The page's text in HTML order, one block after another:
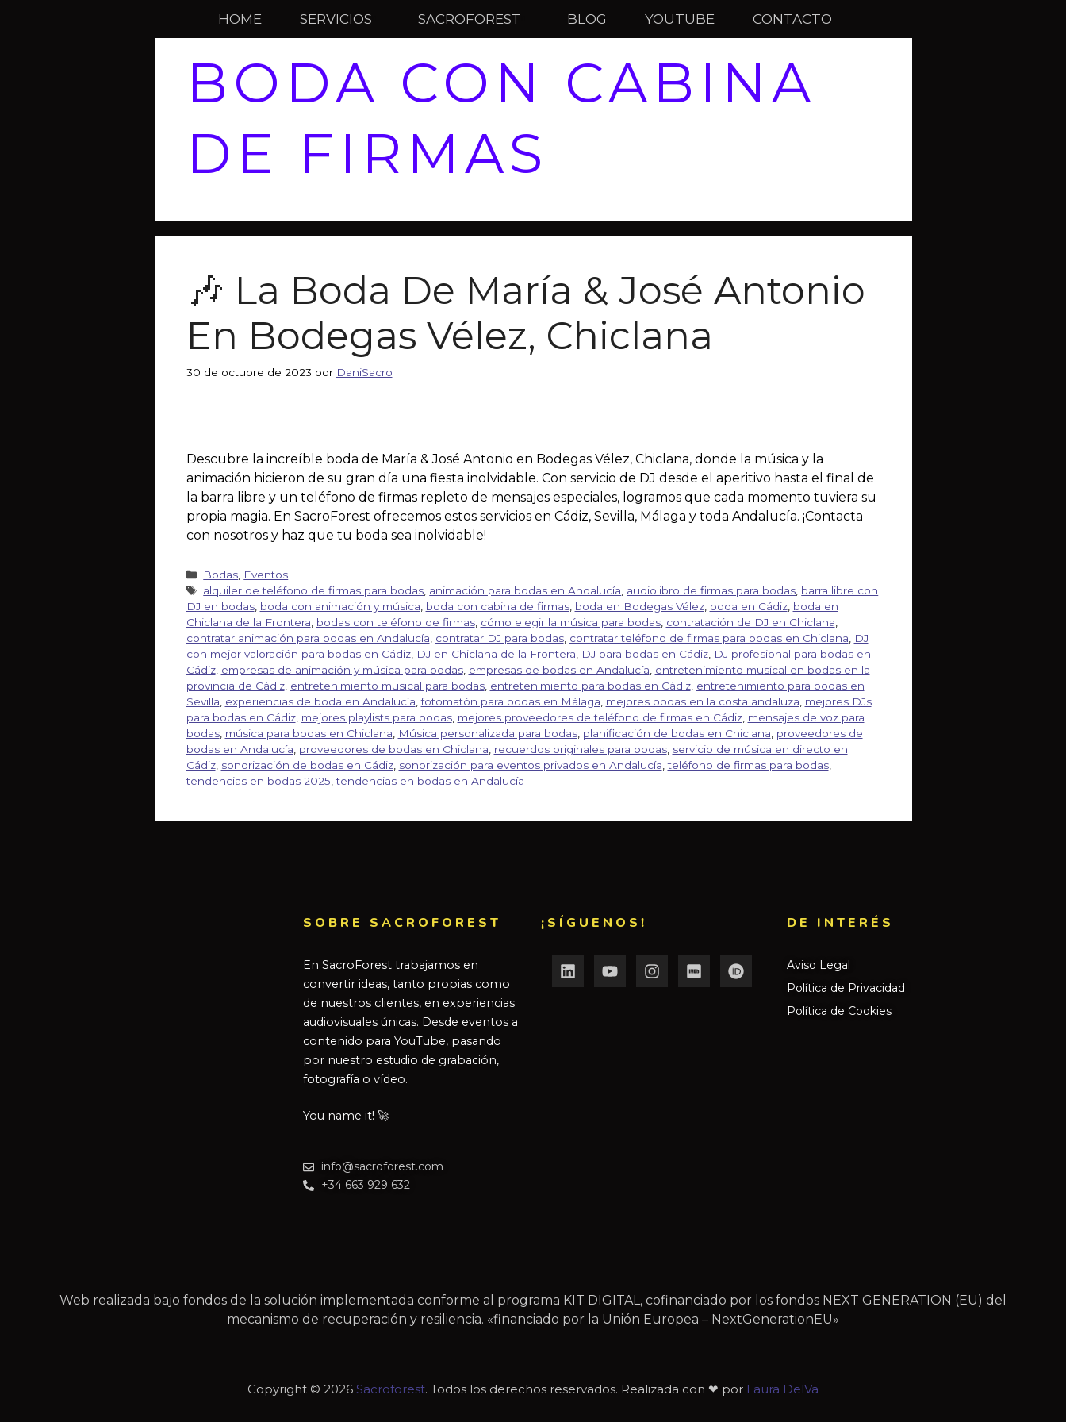
HOME SERVICIOS SACROFOREST BLOG YOUTUBE CONTACTO
BODA CON CABINA
DE FIRMAS
🎶 La Boda De María & José Antonio
En Bodegas Vélez, Chiclana
30 de octubre de 2023 por DaniSacro
Descubre la increíble boda de María & José Antonio en Bodegas Vélez, Chiclana, donde la música y la
animación hicieron de su gran día una fiesta inolvidable. Con servicio de DJ desde el aperitivo hasta el final de
la barra libre y un teléfono de firmas repleto de mensajes especiales, logramos que cada momento tuviera su
propia magia. En SacroForest ofrecemos estos servicios en Cádiz, Sevilla, Málaga y toda Andalucía. ¡Contacta
con nosotros y haz que tu boda sea inolvidable!
Bodas Eventos
alquiler de teléfono de firmas para bodas animación para bodas en Andalucía audiolibro de firmas para bodas barra libre con
DJ en bodas, boda con animación y música boda con cabina de firmas, boda en Bodegas Vélez, boda en Cádiz, boda en
Chiclana de la Frontera bodas con teléfono de firmas, cómo elegir la música para bodas, contratación de DJ en Chiclana
contratar animación para bodas en Andalucía contratar DJ para bodas, contratar teléfono de firmas para bodas en Chiclana
DJ
con mejor valoración para bodas en Cádiz, DJ en Chiclana de la Frontera DJ para bodas en Cádiz, DJ profesional para bodas en
Cádiz, empresas de animación y música para bodas, empresas de bodas en Andalucía entretenimiento musical en bodas en la
provincia de Cádiz, entretenimiento musical para bodas, entretenimiento para bodas en Cádiz, entretenimiento para bodas en
Sevilla experiencias de boda en Andalucía ,fotomatón para bodas en Málaga mejores bodas en la costa andaluza mejores DJs
para bodas en Cádiz, mejores playlists para bodas, mejores proveedores de teléfono de firmas en Cádiz, mensajes de voz para
bodas, música para bodas en Chiclana Música personalizada para bodas, planificación de bodas en Chiclana proveedores de
bodas en Andalucía proveedores de bodas en Chiclana recuerdos originales para bodas, servicio de música en directo en
Cádiz, sonorización de bodas en Cádiz, sonorización para eventos privados en Andalucía ,teléfono de firmas para bodas,
tendencias en bodas 2025 ,tendencias en bodas en Andalucía
SOBRE SACROFOREST
En SacroForest trabajamos en
convertir ideas, tanto propias como
de nuestros clientes, en experiencias
audiovisuales únicas. Desde eventos a
contenido para YouTube, pasando
por nuestro estudio de grabación,
fotografía o vídeo.
You name it! 🚀
info@sacroforest.com
+34 663 929 632
¡SÍGUENOS! DE INTERÉS​
Aviso Legal
Política de Privacidad
Política de Cookies
Web realizada bajo fondos de la solución implementada conforme al programa KIT DIGITAL, cofinanciado por los fondos NEXT GENERATION (EU) del
mecanismo de recuperación y resiliencia. «financiado por la Unión Europea – NextGenerationEU»
Copyright © 2026 Sacroforest. Todos los derechos reservados. Realizada con ❤ por Laura DelVa